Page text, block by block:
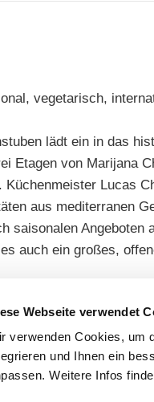
Webseite verwendet
verwenden Cookies, um
und Ihnen ein
Weitere Infos
vegetarisch,
lädt ein in das
Etagen von Marijana
Küchenmeister Lucas
aus mediterranen
saisonalen
auch ein großes,
außen 60 |
unter: